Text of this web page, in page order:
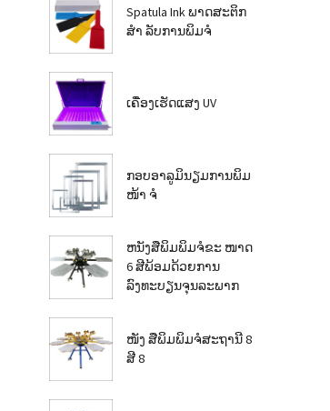
Spatula Ink ພາດສະຕິກ
ສຳ ລັບການພິມຈໍ
ເຄື່ອງເຮັດແສງ UV
ກອບອາລູມິນຽມການພິມ
ໜ້າ ຈໍ
ຫນັງສືພິມພິມຈໍຂະ ໜາດ
6 ສີພ້ອມດ້ວຍການ
ລົງທະບຽນຈຸນລະພາກ
ໜັງ ສືພິມພິມຈໍສະຖານີ 8
ສີ 8